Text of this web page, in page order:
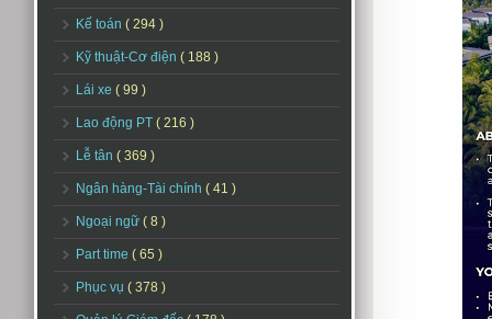
Kế toán ( 294 )
Kỹ thuật-Cơ điện ( 188 )
Lái xe ( 99 )
Lao động PT ( 216 )
Lễ tân ( 369 )
Ngân hàng-Tài chính ( 41 )
Ngoại ngữ ( 8 )
Part time ( 65 )
Phục vụ ( 378 )